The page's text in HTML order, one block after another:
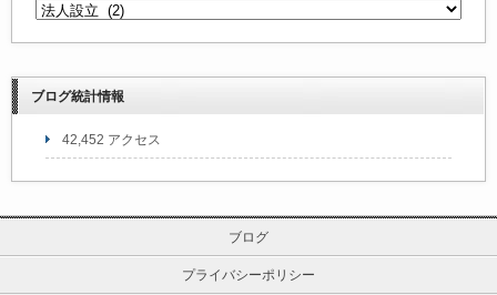
ブログ統計情報
42,452 アクセス
ブログ
プライバシーポリシー